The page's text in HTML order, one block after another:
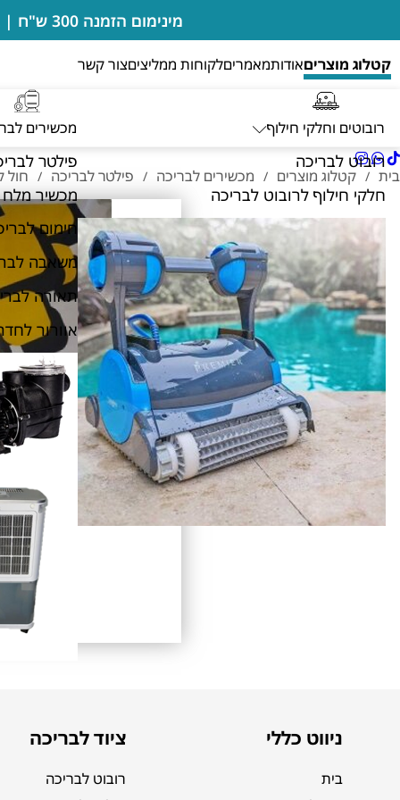
מינימום הזמנה 300 ש"ח | בדיקות מים מבוצעות במקום ללא חיוב | מעבדה מורשית של רובוטים דולפין מיטרוניקס
קטלוג מוצריםאודותמאמריםלקוחות ממליציםצור קשר
רובוטים וחלקי חילוף
רובוט לבריכה
חלקי חילוף לרובוט לבריכה
מכשירים
פילטר
מכשיר מלח
חימום
משאבה
תאורה
אוורור
בית / קטלוג מוצרים / מכשירים לבריכה / פילטר לבריכה / חול
ניווט כללי
בית
ציוד לבריכה
רובוט לבריכה